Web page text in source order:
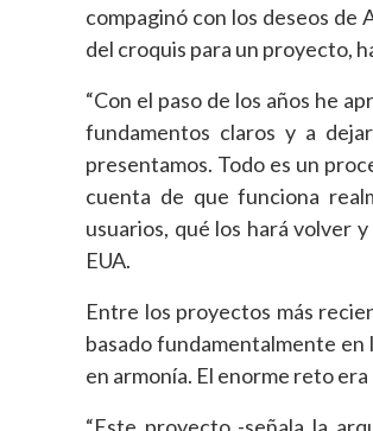
compaginó con los deseos de
del croquis para un proyecto,
“Con el paso de los años he
fundamentos claros y a
presentamos. Todo es un
cuenta de que funciona
usuarios, qué los hará volver
EUA.
Entre los proyectos más
basado fundamentalmente
en armonía. El enorme reto